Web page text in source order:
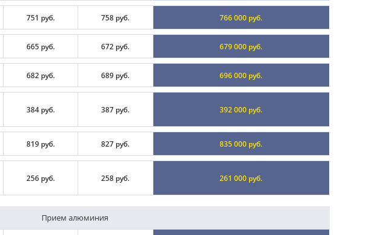
751 руб. 758 руб. 766 000 руб.
665 руб. 672 руб. 679 000 руб.
682 руб. 689 руб. 696 000 руб.
384 руб. 387 руб. 392 000 руб.
819 руб. 827 руб. 835 000 руб.
256 руб. 258 руб. 261 000 руб.
Прием алюминия